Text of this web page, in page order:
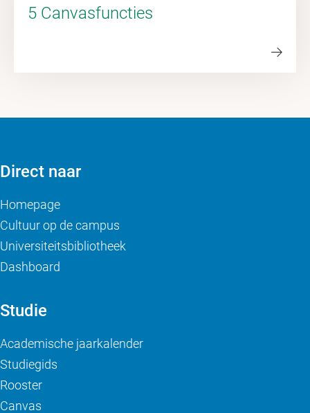
5 Canvasfuncties
Direct naar
Homepage
Cultuur op de campus
Universiteitsbibliotheek
Dashboard
Studie
Academische jaarkalender
Studiegids
Rooster
Canvas